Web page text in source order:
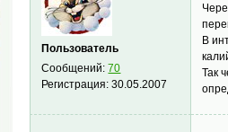
Пользователь
Сообщений:70
Регистрация:30.05.2007
В
Так